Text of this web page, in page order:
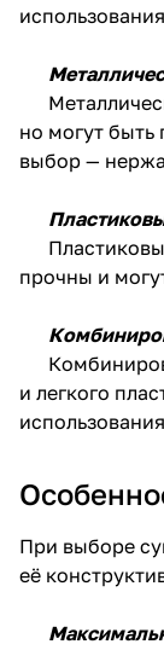
но могут
выбор —
прочны и
и легкого
При выборе
её